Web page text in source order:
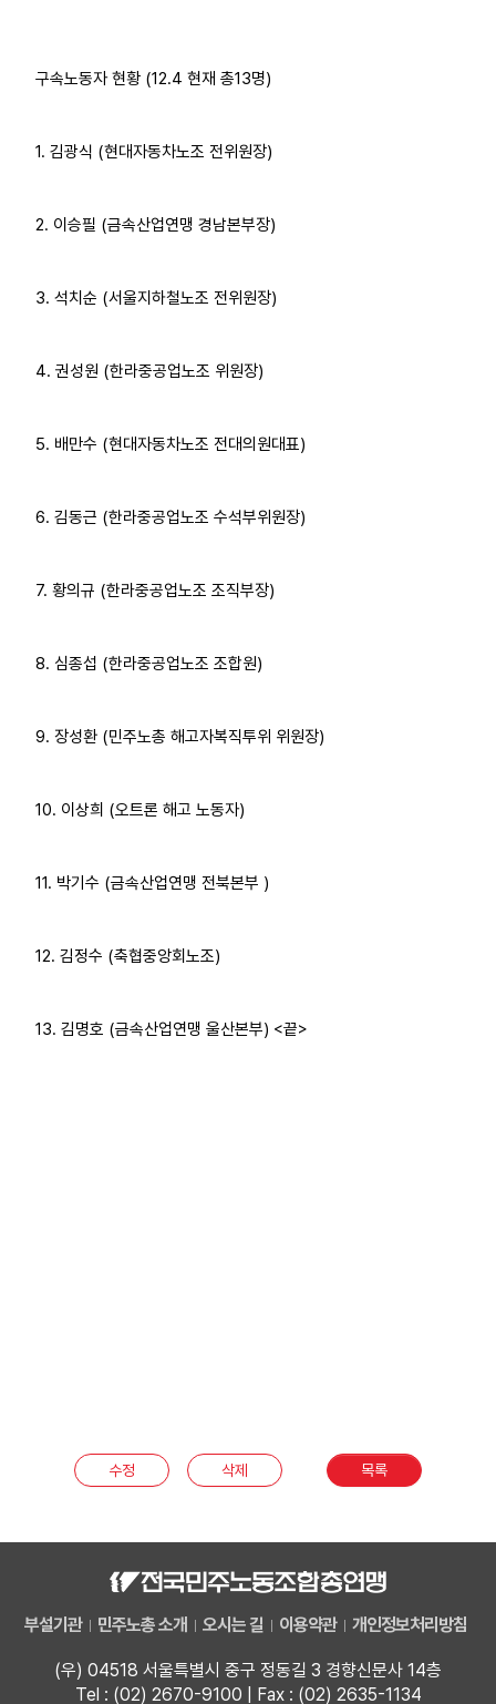
구속노동자 현황 (12.4 현재 총13명)
1. 김광식 (현대자동차노조 전위원장)
2. 이승필 (금속산업연맹 경남본부장)
3. 석치순 (서울지하철노조 전위원장)
4. 권성원 (한라중공업노조 위원장)
5. 배만수 (현대자동차노조 전대의원대표)
6. 김동근 (한라중공업노조 수석부위원장)
7. 황의규 (한라중공업노조 조직부장)
8. 심종섭 (한라중공업노조 조합원)
9. 장성환 (민주노총 해고자복직투위 위원장)
10. 이상희 (오트론 해고 노동자)
11. 박기수 (금속산업연맹 전북본부 )
12. 김정수 (축협중앙회노조)
13. 김명호 (금속산업연맹 울산본부) <끝>
수정 삭제 목록
부설기관 민주노총 소개 오시는 길 이용약관 개인정보처리방침
(우) 04518 서울특별시 중구 정동길 3 경향신문사 14층
Tel : (02) 2670-9100 | Fax : (02) 2635-1134